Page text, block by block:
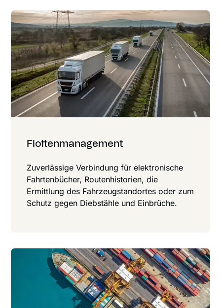
Flotten­manage­ment
Zuverlässige Verbindung für elektronische
Fahrten­bücher, Routen­historien, die
Ermittlung des Fahr­zeug­standortes oder zum
Schutz gegen Diebstähle und Einbrüche.